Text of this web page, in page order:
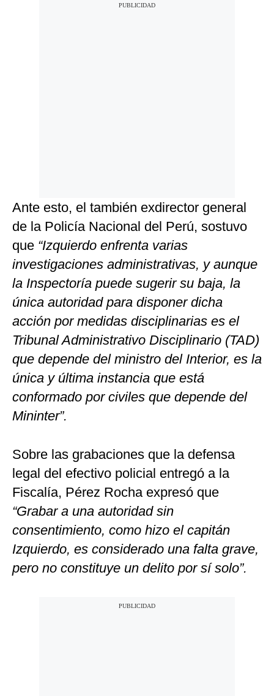
Ante esto, el también exdirector general
de la Policía Nacional del Perú, sostuvo
que “Izquierdo enfrenta varias
investigaciones administrativas, y aunque
la Inspectoría puede sugerir su baja, la
única autoridad para disponer dicha
acción por medidas disciplinarias es el
Tribunal Administrativo Disciplinario (TAD)
que depende del ministro del Interior, es la
única y última instancia que está
conformado por civiles que depende del
Mininter”.
Sobre las grabaciones que la defensa
legal del efectivo policial entregó a la
Fiscalía, Pérez Rocha expresó que
“Grabar a una autoridad sin
consentimiento, como hizo el capitán
Izquierdo, es considerado una falta grave,
pero no constituye un delito por sí solo”.